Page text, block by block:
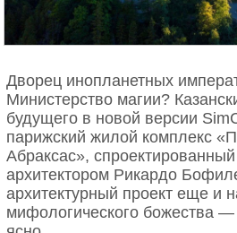
Дворец инопланетных
Министерство магии?
будущего в новой версии
парижский жилой комплекс
Абраксас»,
архитектором Рикардо
архитектурный проект еще и
мифологического божества —